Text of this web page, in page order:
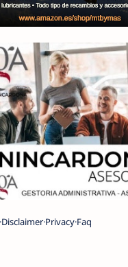
Disclaimer Privacy Faq